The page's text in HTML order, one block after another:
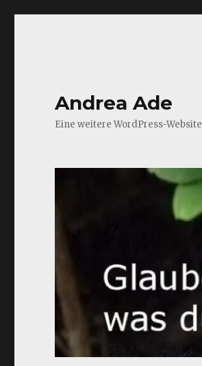
Andrea Ade
Eine weitere WordPress-Website